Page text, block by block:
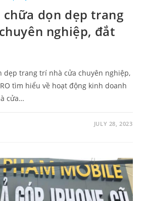
chữa dọn dẹp trang
nghiệp, đắt
dẹp trang trí nhà cửa chuyên nghiệp,
tìm hiểu về hoạt động kinh doanh
cửa…
JULY 28, 2023